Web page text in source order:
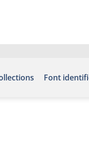
Font